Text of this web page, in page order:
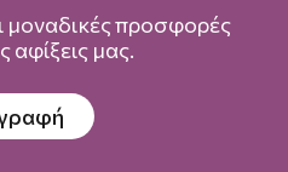
προσφορές
αφίξεις μας.